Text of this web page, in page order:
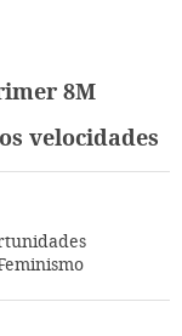
8M
velocidades